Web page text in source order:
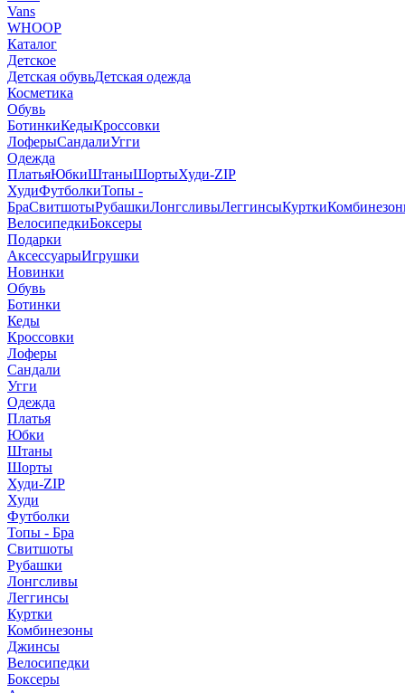
Vans
WHOOP
Каталог
Детское
Детская обувьДетская одежда
Косметика
Обувь
БотинкиКедыКроссовки
ЛоферыСандалиУгги
Одежда
ПлатьяЮбкиШтаныШортыХуди-ZIP
ХудиФутболкиТопы -
БраСвитшотыРубашкиЛонгсливыЛеггинсыКуртки
ВелосипедкиБоксеры
Подарки
АксессуарыИгрушки
Новинки
Обувь
Ботинки
Кеды
Кроссовки
Лоферы
Сандали
Угги
Одежда
Платья
Юбки
Штаны
Шорты
Худи-ZIP
Худи
Футболки
Топы - Бра
Свитшоты
Рубашки
Лонгсливы
Леггинсы
Куртки
Комбинезоны
Джинсы
Велосипедки
Боксеры